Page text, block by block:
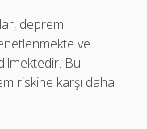
deprem
ve
Bu
riskine karşı daha